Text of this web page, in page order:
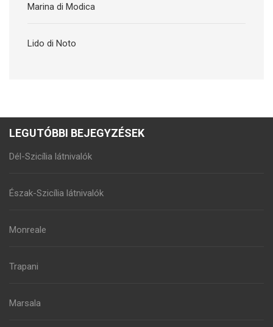
Marina di Modica
Lido di Noto
LEGUTÓBBI BEJEGYZÉSEK
Dél-Szicília látnivalók
Észak-Szicília látnivalók
Monreale
Trapani
Marsala